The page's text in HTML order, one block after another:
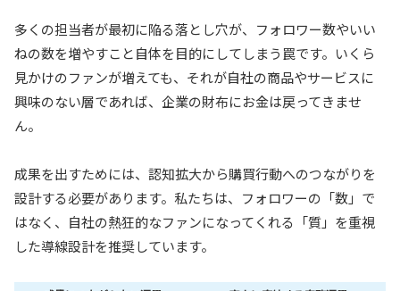
多くの担当者が最初に陥る落とし穴が、フォロワー数やいい
ねの数を増やすこと自体を目的にしてしまう罠です。いくら
見かけのファンが増えても、それが自社の商品やサービスに
興味のない層であれば、企業の財布にお金は戻ってきませ
ん。
成果を出すためには、認知拡大から購買行動へのつながりを
設計する必要があります。私たちは、フォロワーの「数」で
はなく、自社の熱狂的なファンになってくれる「質」を重視
した導線設計を推奨しています。